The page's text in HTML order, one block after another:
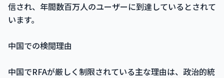
信され、年間数百万人のユーザーに到達しているとされて
います。
中国での検閲理由
中国でRFAが厳しく制限されている主な理由は、政治的統